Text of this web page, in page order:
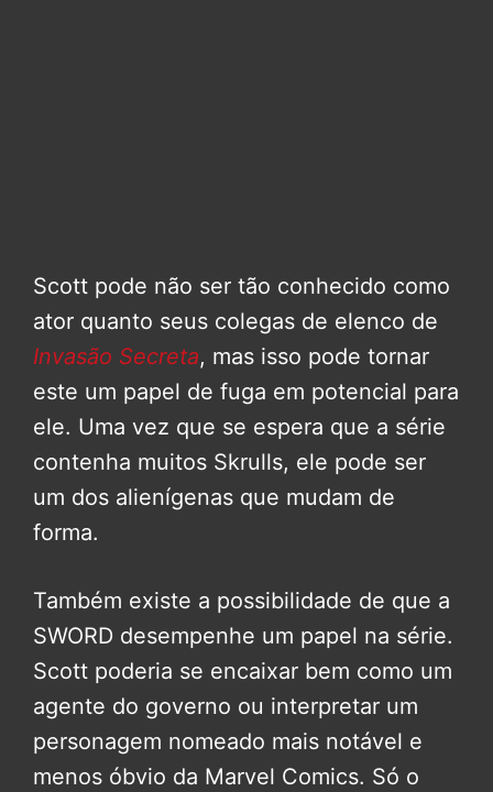
Scott pode não ser tão conhecido como
ator quanto seus colegas de elenco de
Invasão Secreta, mas isso pode tornar
este um papel de fuga em potencial para
ele. Uma vez que se espera que a série
contenha muitos Skrulls, ele pode ser
um dos alienígenas que mudam de
forma.
Também existe a possibilidade de que a
SWORD desempenhe um papel na série.
Scott poderia se encaixar bem como um
agente do governo ou interpretar um
personagem nomeado mais notável e
menos óbvio da Marvel Comics. Só o